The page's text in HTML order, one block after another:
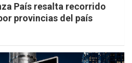
País resalta recorrido
provincias del país